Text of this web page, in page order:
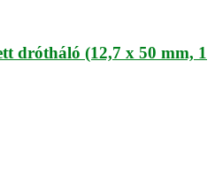
drótháló (12,7 x 50 mm, 1